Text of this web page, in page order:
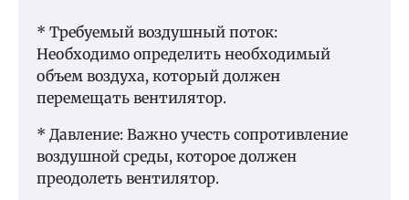
* Требуемый воздушный поток:
Необходимо определить необходимый
объем воздуха, который должен
перемещать вентилятор.
* Давление: Важно учесть сопротивление
воздушной среды, которое должен
преодолеть вентилятор.